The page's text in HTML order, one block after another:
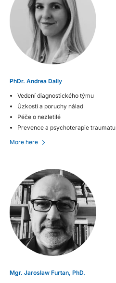
PhDr. Andrea Dally
Vedení diagnostického týmu
Úzkosti a poruchy nálad
Péče o nezletilé
Prevence a psychoterapie traumatu
More here
Mgr. Jaroslaw Furtan, PhD.